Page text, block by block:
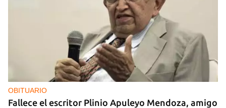
OBITUARIO
Fallece el escritor Plinio Apuleyo Mendoza, amigo